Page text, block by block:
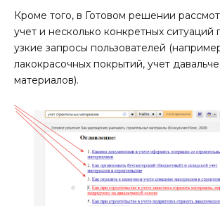
Кроме того, в Готовом решении
учет и несколько конкретных ситуаций
узкие запросы пользователей
лакокрасочных покрытий, учет
материалов).